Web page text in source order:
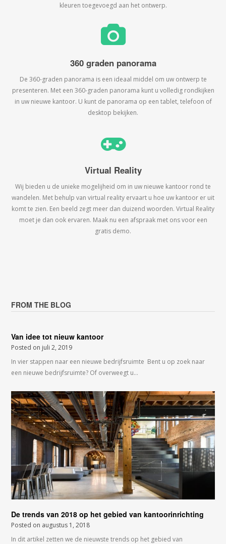
kleuren toegevoegd aan het ontwerp.
360 graden panorama
De 360-graden panorama is een ideaal middel om uw ontwerp te
presenteren. Met een 360-graden panorama kunt u volledig rondkijken
in uw nieuwe kantoor. U kunt de panorama op een tablet, telefoon of
desktop bekijken.
Virtual Reality
Wij bieden u de unieke mogelijheid om in uw nieuwe kantoor rond te
wandelen. Met behulp van virtual reality ervaart u hoe uw kantoor er uit
komt te zien. Een beeld zegt meer dan duizend woorden. Virtual Reality
moet je dan ook ervaren. Maak nu een afspraak met ons voor een
gratis demo.
FROM THE BLOG
Van idee tot nieuw kantoor
Posted on juli 2, 2019
In vier stappen naar een nieuwe bedrijfsruimte Bent u op zoek naar
een nieuwe bedrijfsruimte? Of overweegt u…
De trends van 2018 op het gebied van kantoorinrichting
Posted on augustus 1, 2018
In dit artikel zetten we de nieuwste trends op het gebied van